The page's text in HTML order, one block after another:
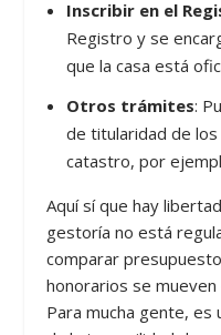
Inscribir en el
Registro y se
que la casa está
Otros trámites:
de titularidad de
catastro, por
Aquí sí que hay
gestoría no está
comparar
honorarios se
Para mucha gente, es